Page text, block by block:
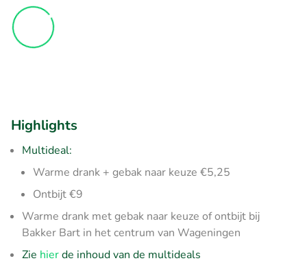
Highlights
Multideal:
Warme drank + gebak naar keuze €5,25
Ontbijt €9
Warme drank met gebak naar keuze of ontbijt bij
Bakker Bart in het centrum van Wageningen
Zie hierde inhoud van de multideals